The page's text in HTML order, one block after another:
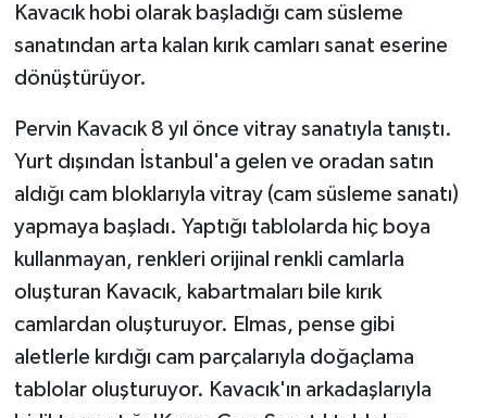
Kavacık hobi olarak başladığı cam süsleme
sanatından arta kalan kırık camları sanat eserine
dönüştürüyor.
Pervin Kavacık 8 yıl önce vitray sanatıyla tanıştı.
Yurt dışından İstanbul'a gelen ve oradan satın
aldığı cam bloklarıyla vitray (cam süsleme sanatı)
yapmaya başladı. Yaptığı tablolarda hiç boya
kullanmayan, renkleri orijinal renkli camlarla
oluşturan Kavacık, kabartmaları bile kırık
camlardan oluşturuyor. Elmas, pense gibi
aletlerle kırdığı cam parçalarıyla doğaçlama
tablolar oluşturuyor. Kavacık'ın arkadaşlarıyla